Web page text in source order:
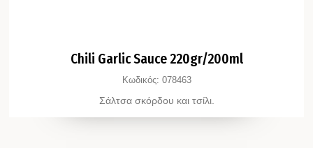
Chili Garlic Sauce 220gr/200ml
Κωδικός: 078463
Σάλτσα σκόρδου και τσίλι.